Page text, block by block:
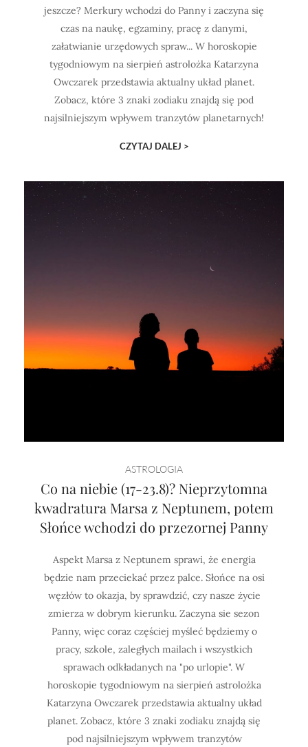
jeszcze? Merkury wchodzi do Panny i zaczyna się
czas na naukę, egzaminy, pracę z danymi,
załatwianie urzędowych spraw... W horoskopie
tygodniowym na sierpień astrolożka Katarzyna
Owczarek przedstawia aktualny układ planet.
Zobacz, które 3 znaki zodiaku znajdą się pod
najsilniejszym wpływem tranzytów planetarnych!
CZYTAJ DALEJ >
ASTROLOGIA
Co na niebie (17-23.8)? Nieprzytomna
kwadratura Marsa z Neptunem, potem
Słońce wchodzi do przezornej Panny
Aspekt Marsa z Neptunem sprawi, że energia
będzie nam przeciekać przez palce. Słońce na osi
węzłów to okazja, by sprawdzić, czy nasze życie
zmierza w dobrym kierunku. Zaczyna sie sezon
Panny, więc coraz częściej myśleć będziemy o
pracy, szkole, zaległych mailach i wszystkich
sprawach odkładanych na "po urlopie". W
horoskopie tygodniowym na sierpień astrolożka
Katarzyna Owczarek przedstawia aktualny układ
planet. Zobacz, które 3 znaki zodiaku znajdą się
pod najsilniejszym wpływem tranzytów